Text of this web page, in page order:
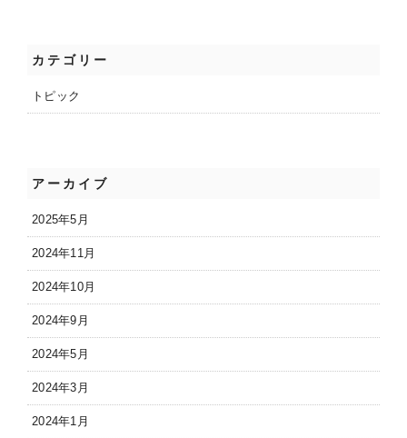
カテゴリー
トピック
アーカイブ
2025年5月
2024年11月
2024年10月
2024年9月
2024年5月
2024年3月
2024年1月